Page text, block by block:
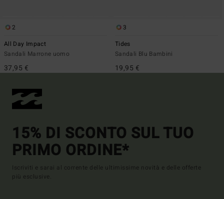
2
All Day Impact
Sandali Marrone uomo
37,95 €
3
Tides
Sandali Blu Bambini
19,95 €
15% DI SCONTO SUL TUO
PRIMO ORDINE*
Iscriviti e sarai al corrente delle ultimissime novità e delle offerte
più esclusive.